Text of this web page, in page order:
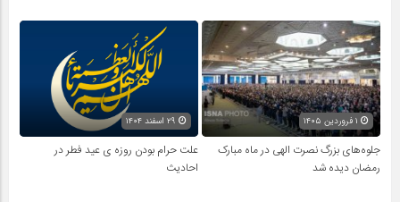
جلوه‌های بزرگ نصرت الهی در ماه مبارک
رمضان دیده شد
علت حرام بودن روزه ی عید فطر در
احادیث